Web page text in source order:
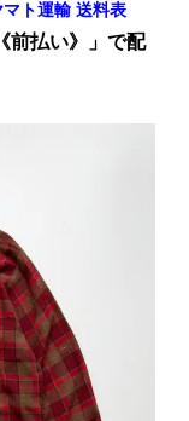
マト運輸 送料表
前払い》」で配